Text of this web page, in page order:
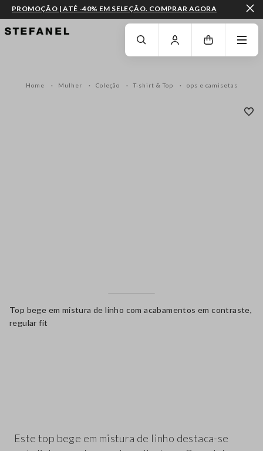
IR PARA O CONTEÚDO PRINCIPAL DESÇA ATÉ AO FIM DA PÁGINA
PROMOÇÃO | ATÉ -40% EM SELEÇÃO. COMPRAR AGORA
Home Mulher Coleção T-shirt & Top ops e camisetas
Top bege em mistura de linho com acabamentos em contraste,
regular fit
Este top bege em mistura de linho destaca-se